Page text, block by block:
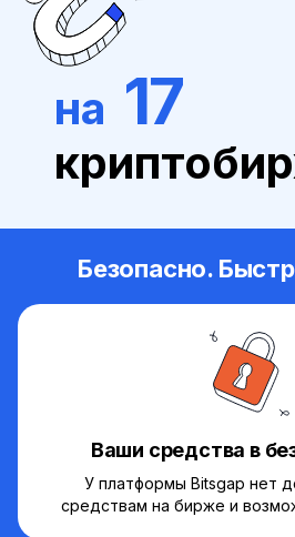
на 17
Безопасно.
Ваши средства в
У платформы Bitsgap нет
средствам на бирже и